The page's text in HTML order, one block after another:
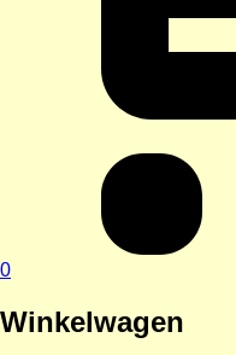
0
Winkelwagen